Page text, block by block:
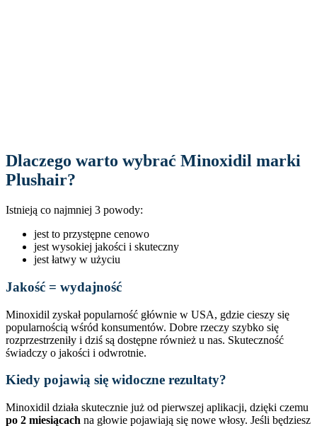
Dlaczego warto wybrać Minoxidil marki
Plushair?
Istnieją co najmniej 3 powody:
jest to przystępne cenowo
jest wysokiej jakości i skuteczny
jest łatwy w użyciu
Jakość = wydajność
Minoxidil zyskał popularność głównie w USA, gdzie cieszy się
popularnością wśród konsumentów. Dobre rzeczy szybko się
rozprzestrzeniły i dziś są dostępne również u nas. Skuteczność
świadczy o jakości i odwrotnie.
Kiedy pojawią się widoczne rezultaty?
Minoxidil działa skutecznie już od pierwszej aplikacji, dzięki czemu
po 2 miesiącach na głowie pojawiają się nowe włosy. Jeśli będziesz